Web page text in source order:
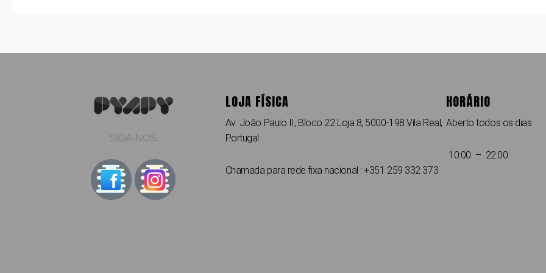
SIGA-NOS
LOJA FÍSICA
Av. João Paulo II, Bloco 22 Loja 8, 5000-198 Vila Real,
Portugal
Chamada para rede fixa nacional : +351 259 332 373
HORÁRIO
Aberto todos os dias
10:00 – 22:00